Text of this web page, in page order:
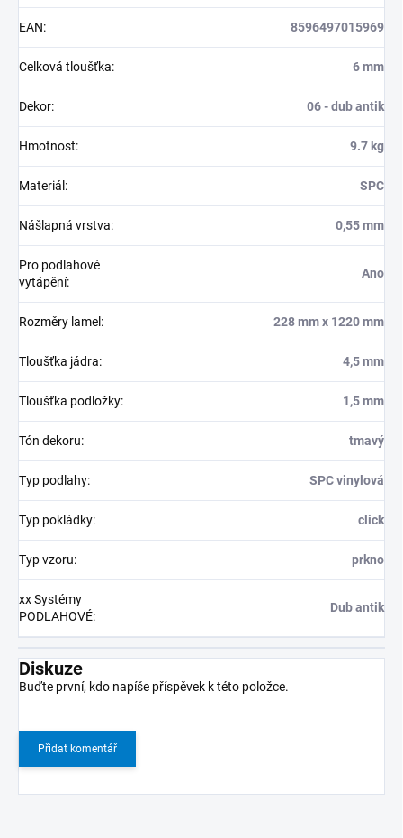
EAN: 8596497015969
Celková tloušťka: 6 mm
Dekor: 06 - dub antik
Hmotnost: 9.7 kg
Materiál : SPC
Nášlapná vrstva: 0,55 mm
Pro podlahové
vytápění:
Ano
Rozměry lamel : 228 mm x 1220 mm
Tloušťka jádra: 4,5 mm
Tloušťka podložky: 1,5 mm
Tón dekoru: tmavý
Typ podlahy: SPC vinylová
Typ pokládky: click
Typ vzoru: prkno
xx Systémy
PODLAHOVÉ:
Dub antik
Diskuze
Buďte první, kdo napíše příspěvek k této položce.
Přidat komentář